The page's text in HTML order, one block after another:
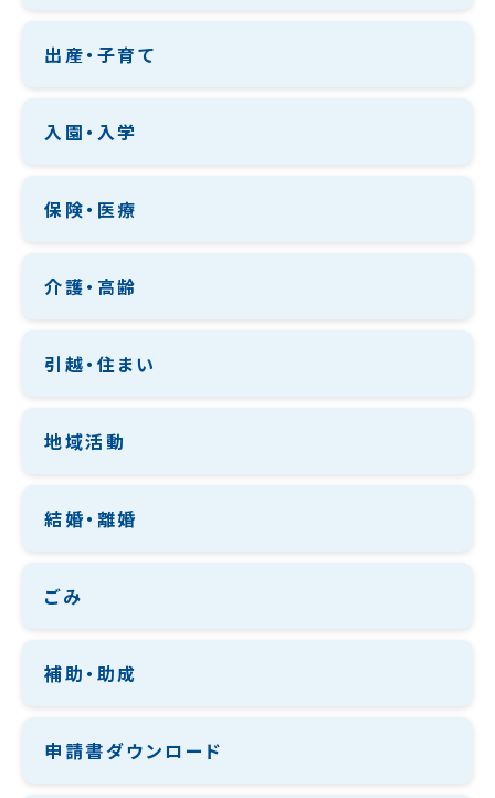
出産・子育て
入園・入学
保険・医療
介護・高齢
引越・住まい
地域活動
結婚・離婚
ごみ
補助・助成
申請書ダウンロード